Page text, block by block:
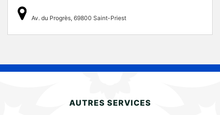
Av. du Progrès, 69800 Saint-Priest
AUTRES SERVICES